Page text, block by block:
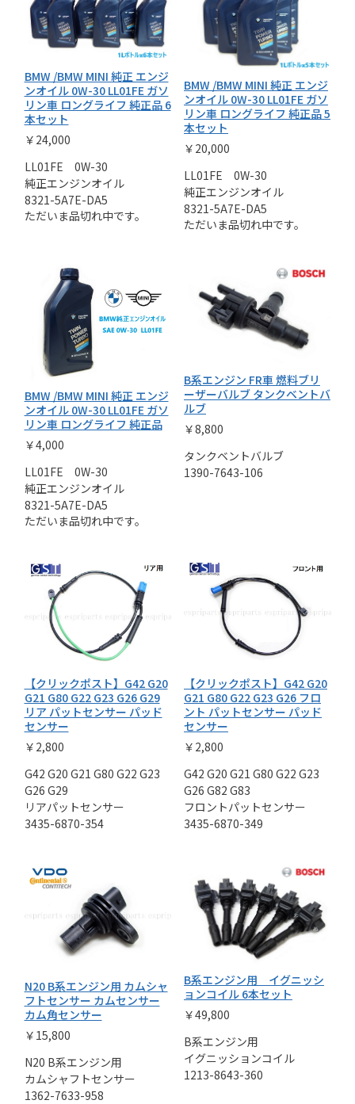
BMW /BMW MINI 純正 エンジ
ンオイル 0W-30 LL01FE ガソ
リン車 ロングライフ 純正品 6
本セット
￥24,000
LL01FE 0W-30
純正エンジンオイル
8321-5A7E-DA5
ただいま品切れ中です。
BMW /BMW MINI 純正 エンジ
ンオイル 0W-30 LL01FE ガソ
リン車 ロングライフ 純正品 5
本セット
￥20,000
LL01FE 0W-30
純正エンジンオイル
8321-5A7E-DA5
ただいま品切れ中です。
BMW /BMW MINI 純正 エンジ
ンオイル 0W-30 LL01FE ガソ
リン車 ロングライフ 純正品
￥4,000
LL01FE 0W-30
純正エンジンオイル
8321-5A7E-DA5
ただいま品切れ中です。
B系エンジン FR車 燃料ブリ
ーザーバルブ タンクベントバ
ルブ
￥8,800
タンクベントバルブ
1390-7643-106
【クリックポスト】G42 G20
G21 G80 G22 G23 G26 G29
リア パットセンサー パッド
センサー
￥2,800
G42 G20 G21 G80 G22 G23
G26 G29
リアパットセンサー
3435-6870-354
【クリックポスト】G42 G20
G21 G80 G22 G23 G26 フロ
ント パットセンサー パッド
センサー
￥2,800
G42 G20 G21 G80 G22 G23
G26 G82 G83
フロントパットセンサー
3435-6870-349
N20 B系エンジン用 カムシャ
フトセンサー カムセンサー
カム角センサー
￥15,800
N20 B系エンジン用
カムシャフトセンサー
1362-7633-958
B系エンジン用 イグニッシ
ョンコイル 6本セット
￥49,800
B系エンジン用
イグニッションコイル
1213-8643-360